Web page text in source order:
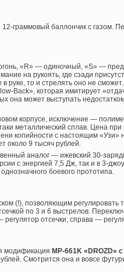
граммовый баллончик с газом.
«R» — одиночный, «S» —
на рукоять, где сзади
руке, то и стрелять оно не
Back», которая имитирует
она может выступать
корпусе, исключение —
металлический сплав. Цена
копийности с настоящим
около 9 тысяч рублей.
аналог — ижевский 30-
с энергией 7,5 Дж, так и в 3-
боевого прототипа.
(!), позволяющим регулировать
по 3 и 6 выстрелов.
регулятор отсечки, справа —
модификация MP-661K «DROZD»
Смотрится она и вовсе